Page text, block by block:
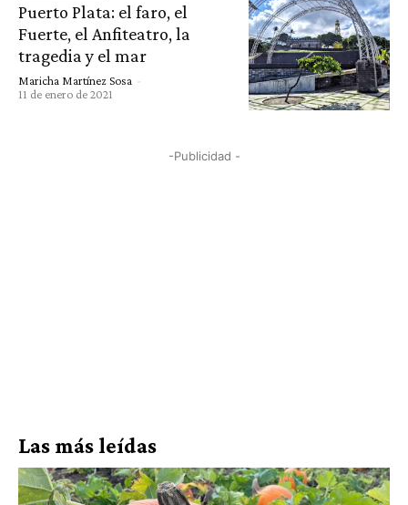
Puerto Plata: el faro, el
Fuerte, el Anfiteatro, la
tragedia y el mar
Maricha Martínez Sosa -
11 de enero de 2021
-Publicidad -
Las más leídas